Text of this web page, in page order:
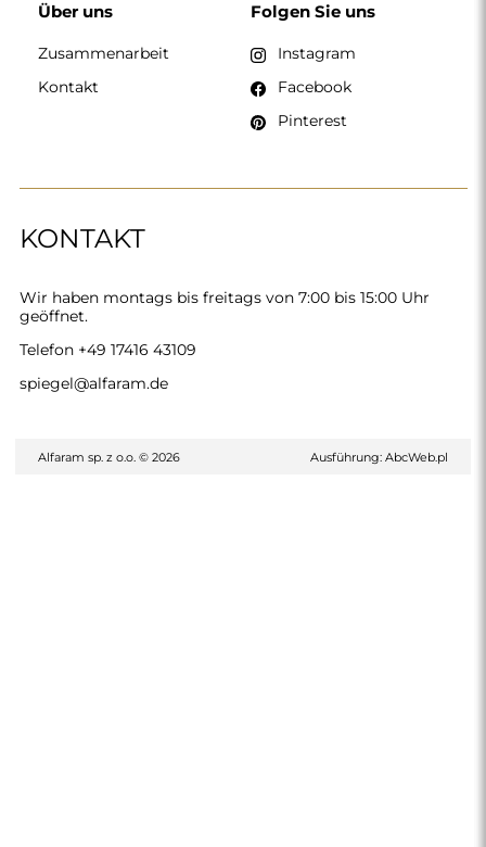
KONTAKT
Wir haben montags bis freitags von 7:00 bis 15:00 Uhr
geöffnet.
Telefon +49 17416 43109
spiegel@alfaram.de
Über uns
Zusammenarbeit
Kontakt
Folgen Sie uns
Instagram
Facebook
Pinterest
Alfaram sp. z o.o. © 2026 Ausführung: AbcWeb.pl